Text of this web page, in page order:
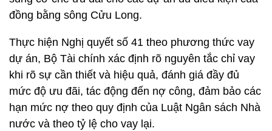
đồng bằng sông Cửu Long.
Thực hiện Nghị quyết số 41 theo phương thức vay
dự án, Bộ Tài chính xác định rõ nguyên tắc chỉ vay
khi rõ sự cần thiết và hiệu quả, đánh giá đầy đủ
mức độ ưu đãi, tác động đến nợ công, đảm bảo các
hạn mức nợ theo quy định của Luật Ngân sách Nhà
nước và theo tỷ lệ cho vay lại.